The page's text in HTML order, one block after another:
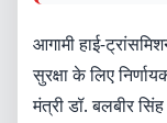
आगामी हाई-
सुरक्षा के लिए
मंत्री डॉ. बलबीर